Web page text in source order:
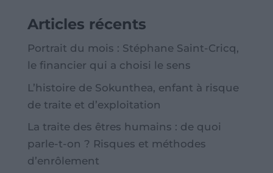
Articles récents
Portrait du mois : Stéphane Saint-Cricq,
le financier qui a choisi le sens
L’histoire de Sokunthea, enfant à risque
de traite et d’exploitation
La traite des êtres humains : de quoi
parle-t-on ? Risques et méthodes
d’enrôlement